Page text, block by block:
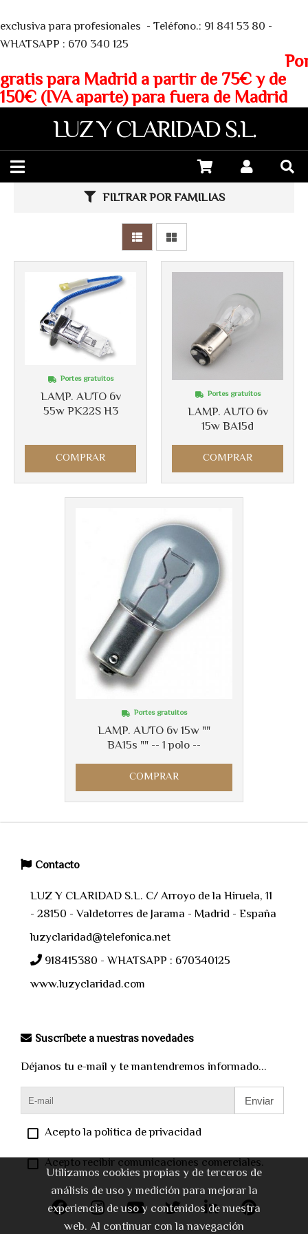
exclusiva para profesionales - Teléfono.: 91 841 53 80 -
WHATSAPP : 670 340 125
gratis para Madrid a partir de 75€ y de
150€ (IVA aparte) para fuera de Madrid
LUZ Y CLARIDAD S.L.
FILTRAR POR FAMILIAS
LAMP. AUTO 6v
55w PK22S H3
Portes gratuitos
COMPRAR
LAMP. AUTO 6v
15w BA15d
Portes gratuitos
COMPRAR
LAMP. AUTO 6v 15w ""
BA15s "" -- 1 polo --
Portes gratuitos
COMPRAR
Contacto
LUZ Y CLARIDAD S.L. C/ Arroyo de la Hiruela, 11
- 28150 - Valdetorres de Jarama - Madrid - España
luzyclaridad@telefonica.net
918415380 - WHATSAPP : 670340125
www.luzyclaridad.com
Suscríbete a nuestras novedades
Déjanos tu e-mail y te mantendremos informado...
Enviar
Acepto la política de privacidad
Acepto recibir comunicaciones comerciales.
Utilizamos cookies propias y de terceros de
análisis de uso y medición para mejorar la
experiencia de uso y contenidos de nuestra
web. Al continuar con la navegación